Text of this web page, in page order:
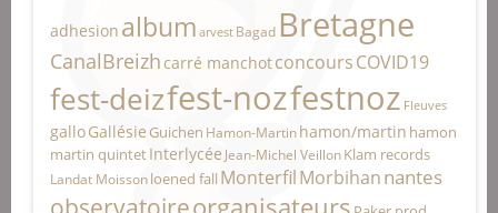
adhesion album arvest Bagad Bretagne
CanalBreizh carré manchotconcoursCOVID19
fest-deizfest-nozfestnoz Fleuves
galloGallésie Guichen Hamon-Martinhamon/martin hamon
martin quintetInterlycée Jean-Michel VeillonKlam records
Landat Moissonloened fall MonterfilMorbihannantes
organisateurs